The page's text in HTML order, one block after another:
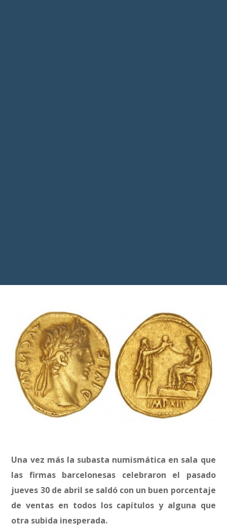
Una vez más la subasta numismática en sala que
las firmas barcelonesas celebraron el pasado
jueves 30 de abril se saldó con un buen porcentaje
de ventas en todos los capítulos y alguna que
otra subida inesperada.